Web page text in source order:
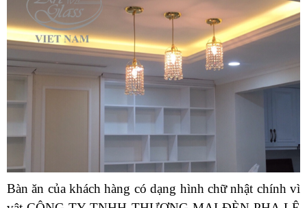
Bàn ăn của khách hàng có dạng hình chữ nhật chính vì